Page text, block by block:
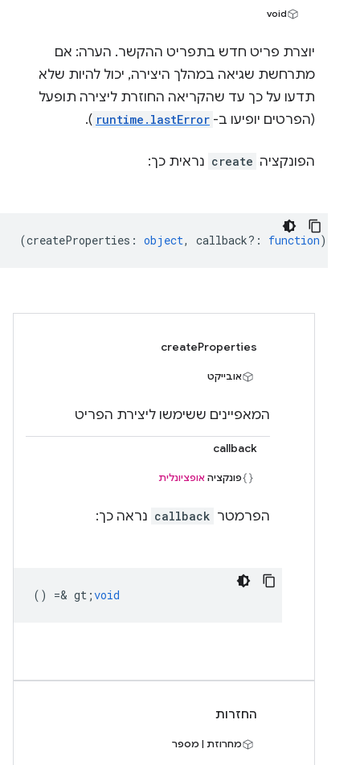
void
יוצרת פריט חדש בתפריט ההקשר. הערה: אם
מתרחשת שגיאה במהלך היצירה, יכול להיות שלא
תדעו על כך עד שהקריאה החוזרת ליצירה תופעל
(הפרטים יופיעו ב- runtime.lastError
).
הפונקציה create נראית כך:
(createProperties : object, callback? : function) =&
createProperties
אובייקט
המאפיינים ששימשו ליצירת הפריט
callback
פונקציה אופציונלית
הפרמטר callback נראה כך:
() =& gt;void
החזרות
מחרוזת | מספר